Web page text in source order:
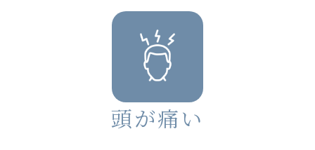
頭が痛い